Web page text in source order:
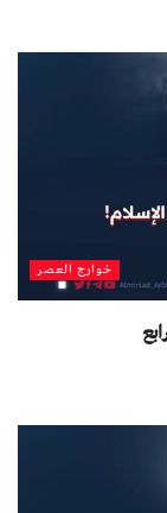
خوارج العصر